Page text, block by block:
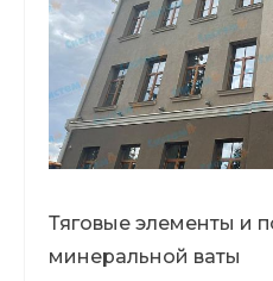
Тяговые элементы и
минеральной ваты